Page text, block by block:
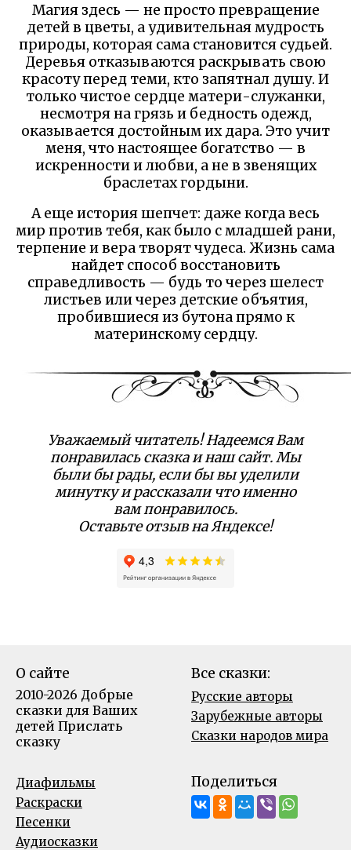
Магия здесь — не просто превращение
детей в цветы, а удивительная мудрость
природы, которая сама становится судьей.
Деревья отказываются раскрывать свою
красоту перед теми, кто запятнал душу. И
только чистое сердце матери-служанки,
несмотря на грязь и бедность одежд,
оказывается достойным их дара. Это учит
меня, что настоящее богатство — в
искренности и любви, а не в звенящих
браслетах гордыни.
А еще история шепчет: даже когда весь
мир против тебя, как было с младшей рани,
терпение и вера творят чудеса. Жизнь сама
найдет способ восстановить
справедливость — будь то через шелест
листьев или через детские объятия,
пробившиеся из бутона прямо к
материнскому сердцу.
Уважаемый читатель! Надеемся Вам
понравилась сказка и наш сайт. Мы
были бы рады, если бы вы уделили
минутку и рассказали что именно
вам понравилось.
Оставьте отзыв на Яндексе!
О сайте
2010-2026 Добрые
сказки для Ваших
детей Прислать
сказку
Все сказки:
Русские авторы
Зарубежные авторы
Сказки народов мира
Диафильмы
Раскраски
Песенки
Аудиосказки
Поделиться